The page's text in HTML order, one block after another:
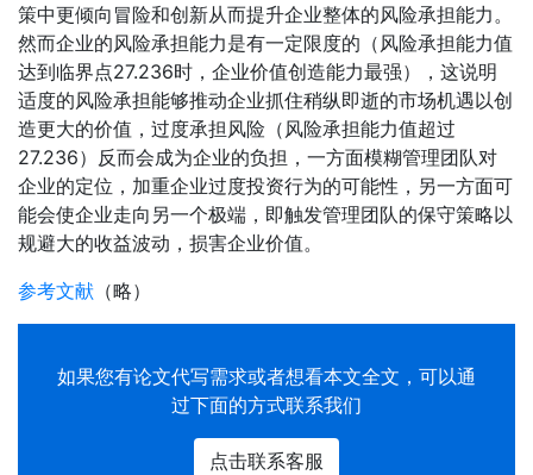
策中更倾向冒险和创新从而提升企业整体的风险承担能力。
然而企业的风险承担能力是有一定限度的（风险承担能力值
达到临界点27.236时，企业价值创造能力最强），这说明
适度的风险承担能够推动企业抓住稍纵即逝的市场机遇以创
造更大的价值，过度承担风险（风险承担能力值超过
27.236）反而会成为企业的负担，一方面模糊管理团队对
企业的定位，加重企业过度投资行为的可能性，另一方面可
能会使企业走向另一个极端，即触发管理团队的保守策略以
规避大的收益波动，损害企业价值。
参考文献 （略）
如果您有论文代写需求或者想看本文全文，可以通
过下面的方式联系我们
点击联系客服